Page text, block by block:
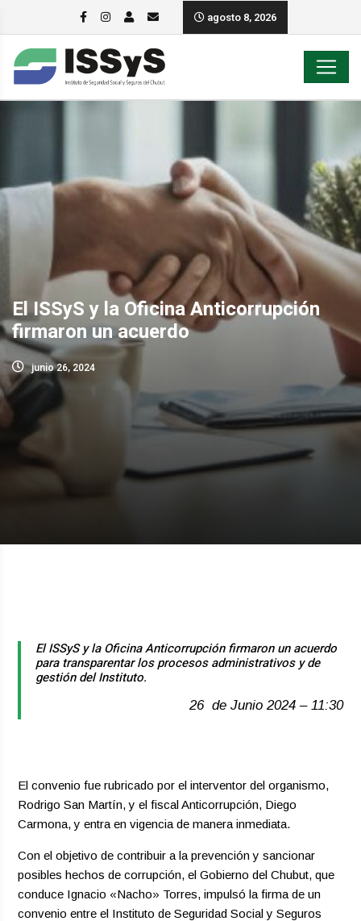
agosto 8, 2026
El ISSyS y la Oficina Anticorrupción
firmaron un acuerdo
junio 26, 2024
El ISSyS y la Oficina Anticorrupción firmaron un acuerdo
para transparentar los procesos administrativos y de
gestión del Instituto.
26 de Junio 2024 – 11:30
El convenio fue rubricado por el interventor del organismo,
Rodrigo San Martín, y el fiscal Anticorrupción, Diego
Carmona, y entra en vigencia de manera inmediata.
Con el objetivo de contribuir a la prevención y sancionar
posibles hechos de corrupción, el Gobierno del Chubut, que
conduce Ignacio «Nacho» Torres, impulsó la firma de un
convenio entre el Instituto de Seguridad Social y Seguros